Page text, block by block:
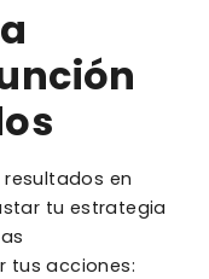
en
tu estrategia
tus acciones: